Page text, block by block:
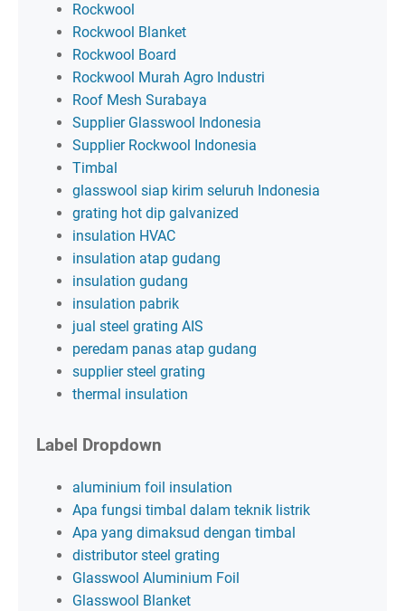
Rockwool
Rockwool Blanket
Rockwool Board
Rockwool Murah Agro Industri
Roof Mesh Surabaya
Supplier Glasswool Indonesia
Supplier Rockwool Indonesia
Timbal
glasswool siap kirim seluruh Indonesia
grating hot dip galvanized
insulation HVAC
insulation atap gudang
insulation gudang
insulation pabrik
jual steel grating AIS
peredam panas atap gudang
supplier steel grating
thermal insulation
Label Dropdown
aluminium foil insulation
Apa fungsi timbal dalam teknik listrik
Apa yang dimaksud dengan timbal
distributor steel grating
Glasswool Aluminium Foil
Glasswool Blanket